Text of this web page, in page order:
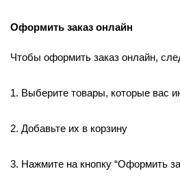
Оформить заказ онлайн
Чтобы оформить заказ онлайн,
1. Выберите товары, которые вас
2. Добавьте их в корзину
3. Нажмите на кнопку “Оформить